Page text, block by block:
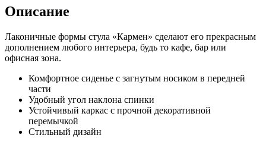
Описание
Лаконичные формы стула «Кармен» сделают его прекрасным
дополнением любого интерьера, будь то кафе, бар или
офисная зона.
Комфортное сиденье с загнутым носиком в передней
части
Удобный угол наклона спинки
Устойчивый каркас с прочной декоративной
перемычкой
Стильный дизайн